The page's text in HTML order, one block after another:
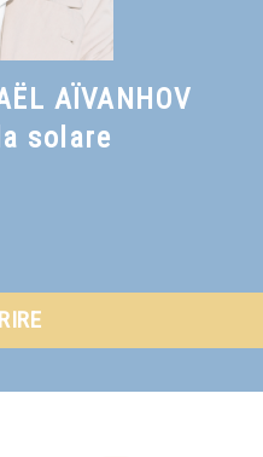
AÏVANHOV
solare